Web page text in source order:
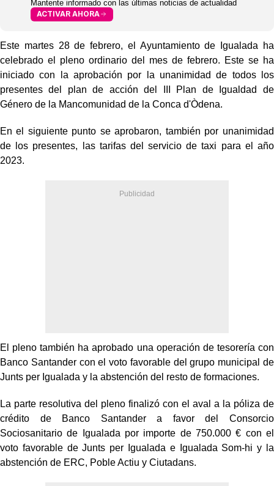
Mantente informado con las últimas noticias de actualidad
ACTIVAR AHORA
Este martes 28 de febrero, el Ayuntamiento de Igualada ha
celebrado el pleno ordinario del mes de febrero. Este se ha
iniciado con la aprobación por la unanimidad de todos los
presentes del plan de acción del III Plan de Igualdad de
Género de la Mancomunidad de la Conca d'Òdena.
En el siguiente punto se aprobaron, también por unanimidad
de los presentes, las tarifas del servicio de taxi para el año
2023.
El pleno también ha aprobado una operación de tesorería con
Banco Santander con el voto favorable del grupo municipal de
Junts per Igualada y la abstención del resto de formaciones.
La parte resolutiva del pleno finalizó con el aval a la póliza de
crédito de Banco Santander a favor del Consorcio
Sociosanitario de Igualada por importe de 750.000 € con el
voto favorable de Junts per Igualada e Igualada Som-hi y la
abstención de ERC, Poble Actiu y Ciutadans.